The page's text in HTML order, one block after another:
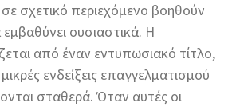
σχετικό περιεχόμενο βοηθούν
ουσιαστικά. Η
από έναν εντυπωσιακό τίτλο,
ενδείξεις επαγγελματισμού
σταθερά. Όταν αυτές οι